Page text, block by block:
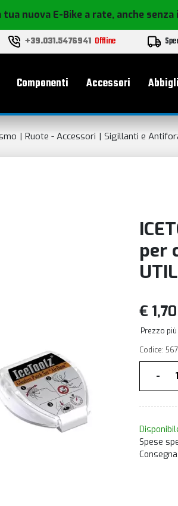
tua nuova E-Bike a rate, anche
+39.031.5476941 Offline
Componenti Accessori
per
€ 1,70
Prezzo
Codice:
-
Spese
Ruote - Accessori Sigillanti e